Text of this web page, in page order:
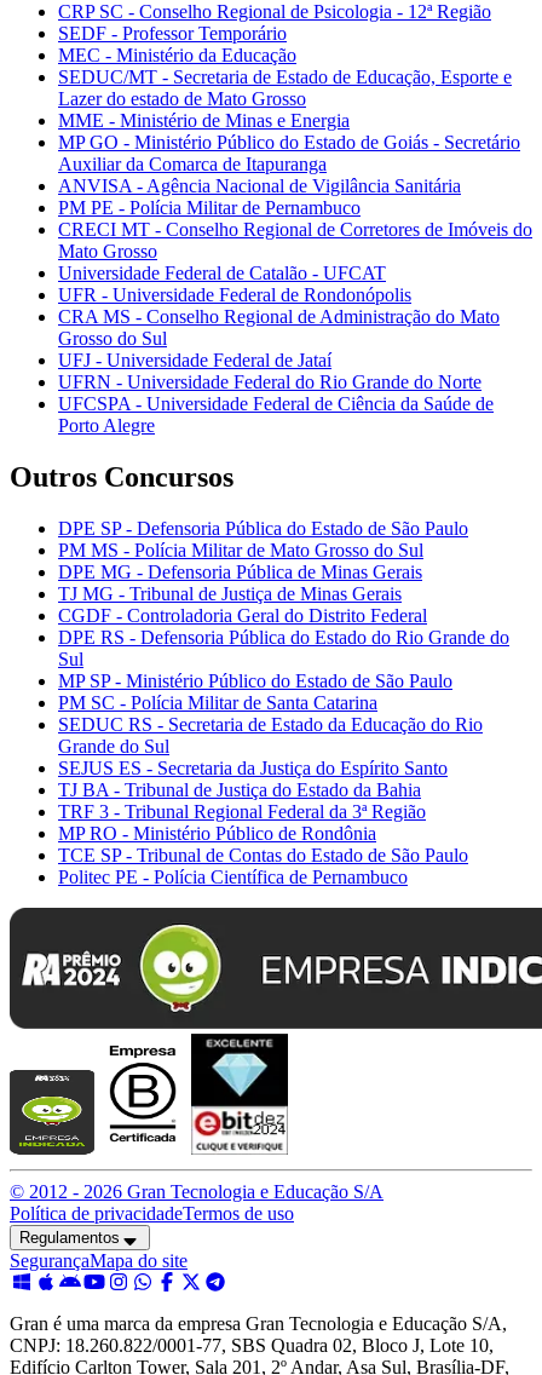
CRP SC - Conselho Regional de Psicologia - 12ª Região
SEDF - Professor Temporário
MEC - Ministério da Educação
SEDUC/MT - Secretaria de Estado de Educação, Esporte e
Lazer do estado de Mato Grosso
MME - Ministério de Minas e Energia
MP GO - Ministério Público do Estado de Goiás - Secretário
Auxiliar da Comarca de Itapuranga
ANVISA - Agência Nacional de Vigilância Sanitária
PM PE - Polícia Militar de Pernambuco
CRECI MT - Conselho Regional de Corretores de Imóveis do
Mato Grosso
Universidade Federal de Catalão - UFCAT
UFR - Universidade Federal de Rondonópolis
CRA MS - Conselho Regional de Administração do Mato
Grosso do Sul
UFJ - Universidade Federal de Jataí
UFRN - Universidade Federal do Rio Grande do Norte
UFCSPA - Universidade Federal de Ciência da Saúde de
Porto Alegre
Outros Concursos
DPE SP - Defensoria Pública do Estado de São Paulo
PM MS - Polícia Militar de Mato Grosso do Sul
DPE MG - Defensoria Pública de Minas Gerais
TJ MG - Tribunal de Justiça de Minas Gerais
CGDF - Controladoria Geral do Distrito Federal
DPE RS - Defensoria Pública do Estado do Rio Grande do
Sul
MP SP - Ministério Público do Estado de São Paulo
PM SC - Polícia Militar de Santa Catarina
SEDUC RS - Secretaria de Estado da Educação do Rio
Grande do Sul
SEJUS ES - Secretaria da Justiça do Espírito Santo
TJ BA - Tribunal de Justiça do Estado da Bahia
TRF 3 - Tribunal Regional Federal da 3ª Região
MP RO - Ministério Público de Rondônia
TCE SP - Tribunal de Contas do Estado de São Paulo
Politec PE - Polícia Científica de Pernambuco
© 2012 - 2026 Gran Tecnologia e Educação S/A
Política de privacidadeTermos de uso
Regulamentos
SegurançaMapa do site
Gran é uma marca da empresa Gran Tecnologia e Educação S/A,
CNPJ: 18.260.822/0001-77, SBS Quadra 02, Bloco J, Lote 10,
Edifício Carlton Tower, Sala 201, 2º Andar, Asa Sul, Brasília-DF,